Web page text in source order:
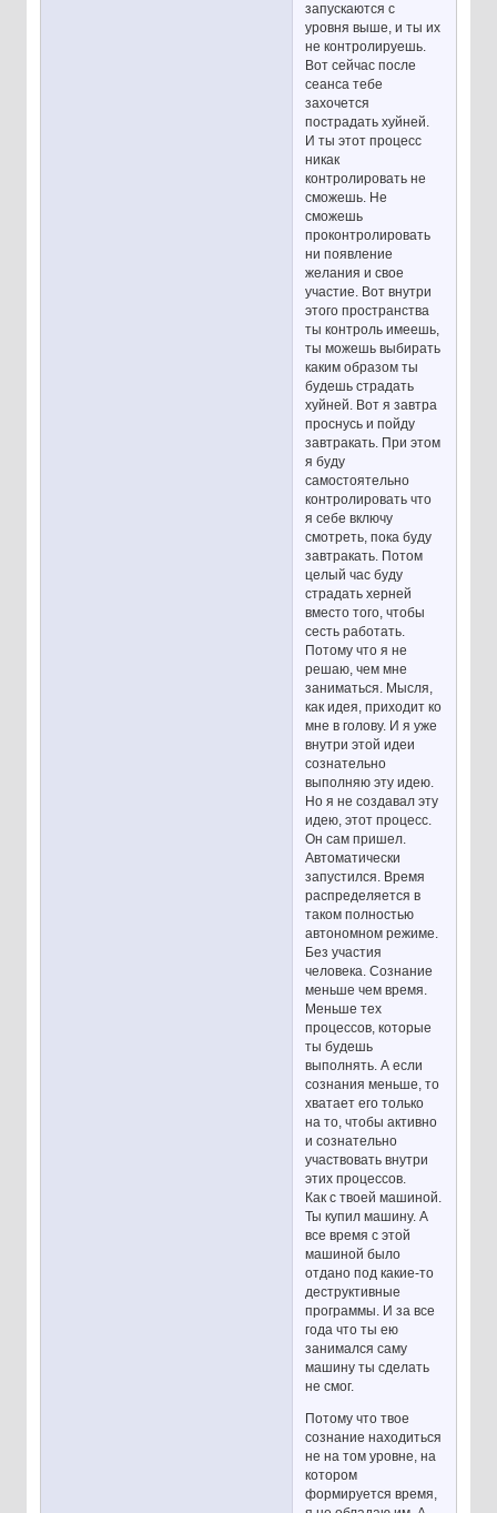
запускаются с
уровня выше, и ты их
не контролируешь.
Вот сейчас после
сеанса тебе
захочется
пострадать хуйней.
И ты этот процесс
никак
контролировать не
сможешь. Не
сможешь
проконтролировать
ни появление
желания и свое
участие. Вот внутри
этого пространства
ты контроль имеешь,
ты можешь выбирать
каким образом ты
будешь страдать
хуйней. Вот я завтра
проснусь и пойду
завтракать. При этом
я буду
самостоятельно
контролировать что
я себе включу
смотреть, пока буду
завтракать. Потом
целый час буду
страдать херней
вместо того, чтобы
сесть работать.
Потому что я не
решаю, чем мне
заниматься. Мысля,
как идея, приходит ко
мне в голову. И я уже
внутри этой идеи
сознательно
выполняю эту идею.
Но я не создавал эту
идею, этот процесс.
Он сам пришел.
Автоматически
запустился. Время
распределяется в
таком полностью
автономном режиме.
Без участия
человека. Сознание
меньше чем время.
Меньше тех
процессов, которые
ты будешь
выполнять. А если
сознания меньше, то
хватает его только
на то, чтобы активно
и сознательно
участвовать внутри
этих процессов.
Как с твоей машиной.
Ты купил машину. А
все время с этой
машиной было
отдано под какие-то
деструктивные
программы. И за все
года что ты ею
занимался саму
машину ты сделать
не смог.
Потому что твое
сознание находиться
не на том уровне, на
котором
формируется время,